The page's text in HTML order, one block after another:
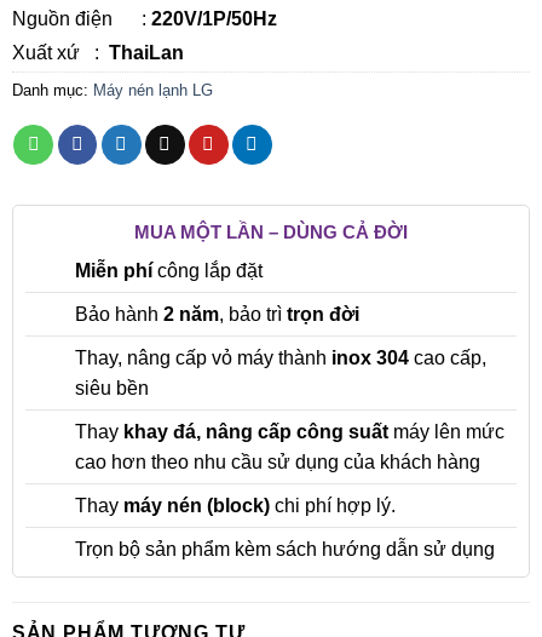
Nguồn điện : 220V/1P/50Hz
Xuất xứ : ThaiLan
Danh mục: Máy nén lạnh LG
MUA MỘT LẦN – DÙNG CẢ ĐỜI
Miễn phícông lắp đặt
Bảo hành 2 năm, bảo trì trọn đời
Thay, nâng cấp vỏ máy thành inox 304cao cấp,
siêu bền
Thay khay đá, nâng cấp công suấtmáy lên mức
cao hơn theo nhu cầu sử dụng của khách hàng
Thaymáy nén (block)chi phí hợp lý.
Trọn bộ sản phẩm kèm sách hướng dẫn sử dụng
SẢN PHẨM TƯƠNG TỰ